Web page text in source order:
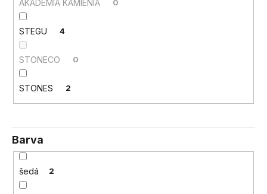
AKADEMIA KAMIENIA 0
STEGU 4
STONECO 0
STONES 2
Barva
šedá 2
m